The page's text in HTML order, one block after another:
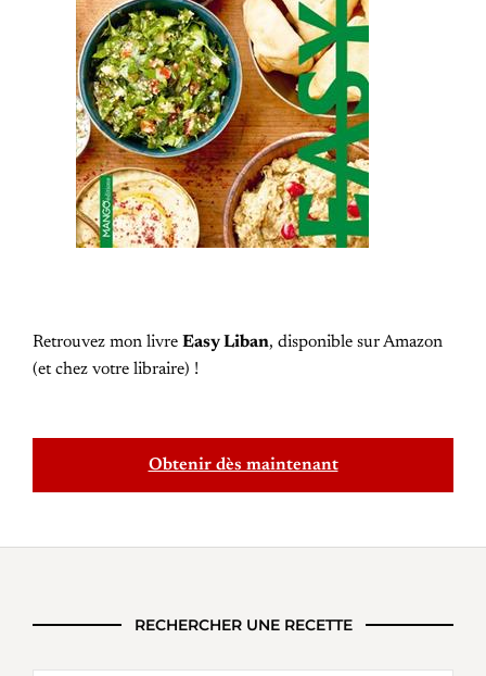
Retrouvez mon livre Easy Liban, disponible sur Amazon
(et chez votre libraire) !
Obtenir dès maintenant
RECHERCHER UNE RECETTE